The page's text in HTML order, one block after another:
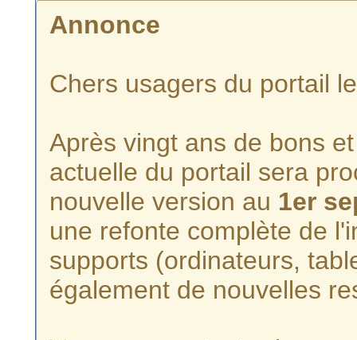
Annonce
Chers usagers du portail
Après vingt ans de bons
actuelle du portail sera
nouvelle version au 1er
une refonte complète de
supports (ordinateurs,
également de nouvelles